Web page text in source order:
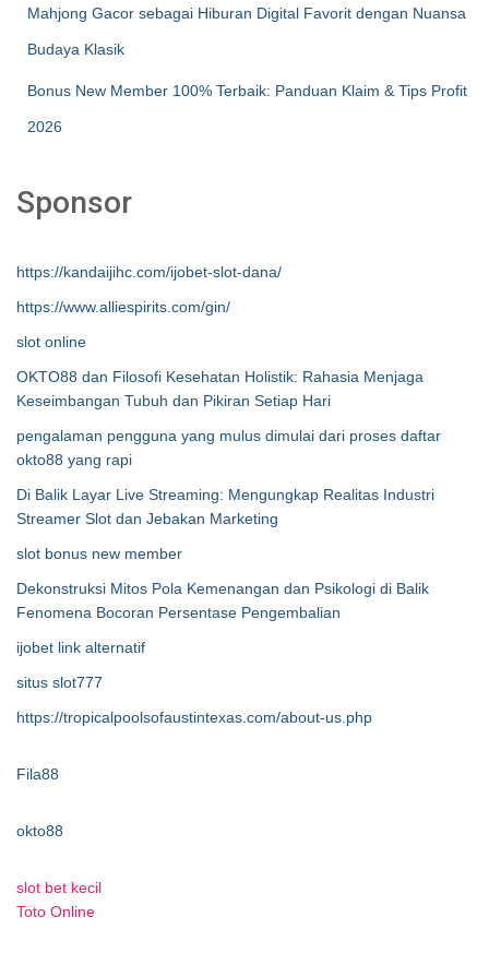
Mahjong Gacor sebagai Hiburan Digital Favorit dengan Nuansa
Budaya Klasik
Bonus New Member 100% Terbaik: Panduan Klaim & Tips Profit
2026
Sponsor
https://kandaijihc.com/ijobet-slot-dana/
https://www.alliespirits.com/gin/
slot online
OKTO88 dan Filosofi Kesehatan Holistik: Rahasia Menjaga
Keseimbangan Tubuh dan Pikiran Setiap Hari
pengalaman pengguna yang mulus dimulai dari proses daftar
okto88 yang rapi
Di Balik Layar Live Streaming: Mengungkap Realitas Industri
Streamer Slot dan Jebakan Marketing
slot bonus new member
Dekonstruksi Mitos Pola Kemenangan dan Psikologi di Balik
Fenomena Bocoran Persentase Pengembalian
ijobet link alternatif
situs slot777
https://tropicalpoolsofaustintexas.com/about-us.php
Fila88
okto88
slot bet kecil
Toto Online